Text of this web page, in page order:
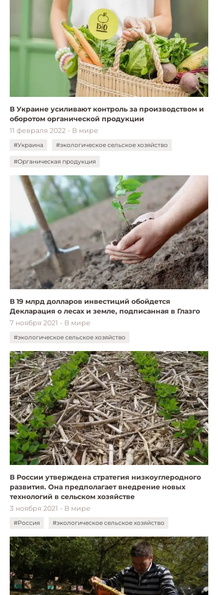
В Украине усиливают контроль за производством и
оборотом органической продукции
11 февраля 2022 - В мире
#Украина #экологическое сельское хозяйство
#Органическая продукция
В 19 млрд долларов инвестиций обойдется
Декларация о лесах и земле, подписанная в Глазго
7 ноября 2021 - В мире
#экологическое сельское хозяйство
В России утверждена стратегия низкоуглеродного
развития. Она предполагает внедрение новых
технологий в сельском хозяйстве
3 ноября 2021 - В мире
#Россия #экологическое сельское хозяйство